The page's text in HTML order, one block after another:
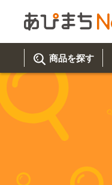
商品を探す